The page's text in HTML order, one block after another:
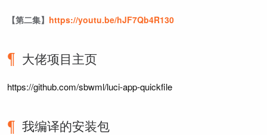
【第二集】 https://youtu.be/hJF7Qb4R130
大佬项目主页
https://github.com/sbwml/luci-app-quickfile
我编译的安装包